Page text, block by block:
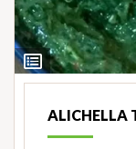
Ver
Ingredientes
ALICHELLA